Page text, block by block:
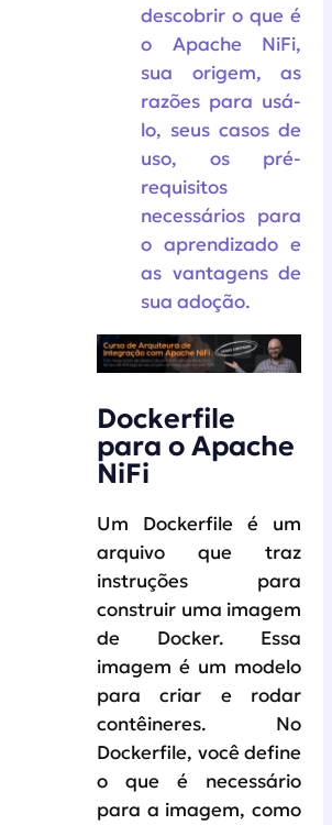
descobrir o que é
o Apache NiFi,
sua origem, as
razões para usá-
lo, seus casos de
uso, os pré-
requisitos
necessários para
o aprendizado e
as vantagens de
sua adoção.
Dockerfile
para o Apache
NiFi
Um Dockerfile é um
arquivo que traz
instruções para
construir uma imagem
de Docker. Essa
imagem é um modelo
para criar e rodar
contêineres. No
Dockerfile, você define
o que é necessário
para a imagem, como